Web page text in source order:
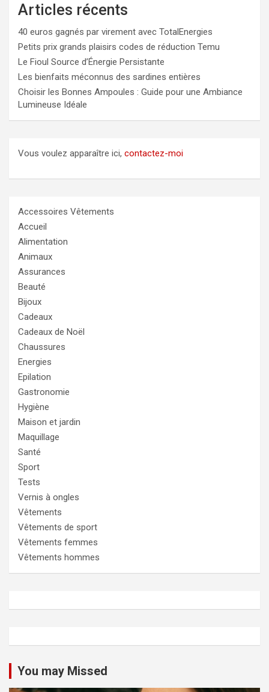
Articles récents
40 euros gagnés par virement avec TotalEnergies
Petits prix grands plaisirs codes de réduction Temu
Le Fioul Source d’Énergie Persistante
Les bienfaits méconnus des sardines entières
Choisir les Bonnes Ampoules : Guide pour une Ambiance
Lumineuse Idéale
Vous voulez apparaître ici, contactez-moi
Accessoires Vêtements
Accueil
Alimentation
Animaux
Assurances
Beauté
Bijoux
Cadeaux
Cadeaux de Noël
Chaussures
Energies
Epilation
Gastronomie
Hygiène
Maison et jardin
Maquillage
Santé
Sport
Tests
Vernis à ongles
Vêtements
Vêtements de sport
Vêtements femmes
Vêtements hommes
You may Missed